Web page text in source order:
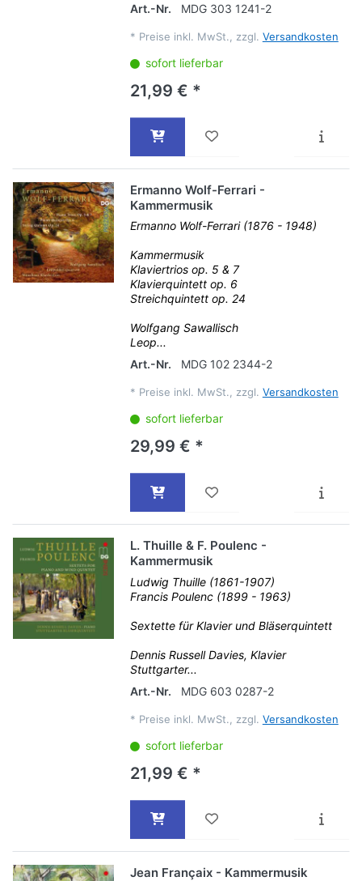
Art.-Nr. MDG 303 1241-2
* Preise inkl. MwSt., zzgl. Versandkosten
sofort lieferbar
21,99 € *
Ermanno Wolf-Ferrari -
Kammermusik
Ermanno Wolf-Ferrari (1876 - 1948)
Kammermusik
Klaviertrios op. 5 & 7
Klavierquintett op. 6
Streichquintett op. 24
Wolfgang Sawallisch
Leop...
Art.-Nr.
MDG 102 2344-2
* Preise inkl. MwSt., zzgl. Versandkosten
sofort lieferbar
29,99 € *
L. Thuille & F. Poulenc -
Kammermusik
Ludwig Thuille (1861-1907)
Francis Poulenc (1899 - 1963)
Sextette für Klavier und Bläserquintett
Dennis Russell Davies, Klavier
Stuttgarter...
Art.-Nr.
MDG 603 0287-2
* Preise inkl. MwSt., zzgl. Versandkosten
sofort lieferbar
21,99 € *
Jean Françaix - Kammermusik